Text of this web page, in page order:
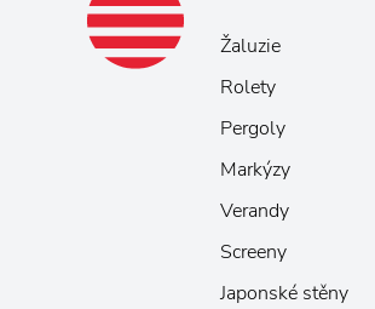
Žaluzie
Rolety
Pergoly
Markýzy
Verandy
Screeny
Japonské stěny